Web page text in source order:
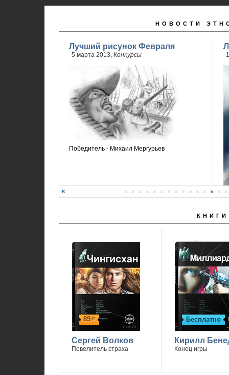
НОВОСТИ
Лучший рисунок Февраля
5 марта 2013, Конкурсы
Победитель - Михаил Мергурьев
КНИГИ
89р
Сергей Волков
Повелитель страха
Бесплатно
Кирилл
Конец игры